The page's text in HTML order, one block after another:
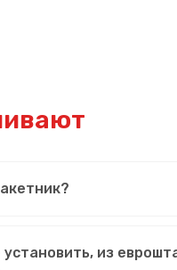
из